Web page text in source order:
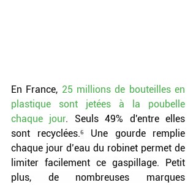
En France, 25 millions de bouteilles en
plastique sont jetées à la poubelle
chaque jour. Seuls 49% d'entre elles
sont recyclées.⁶ Une gourde remplie
chaque jour d’eau du robinet permet de
limiter facilement ce gaspillage. Petit
plus, de nombreuses marques